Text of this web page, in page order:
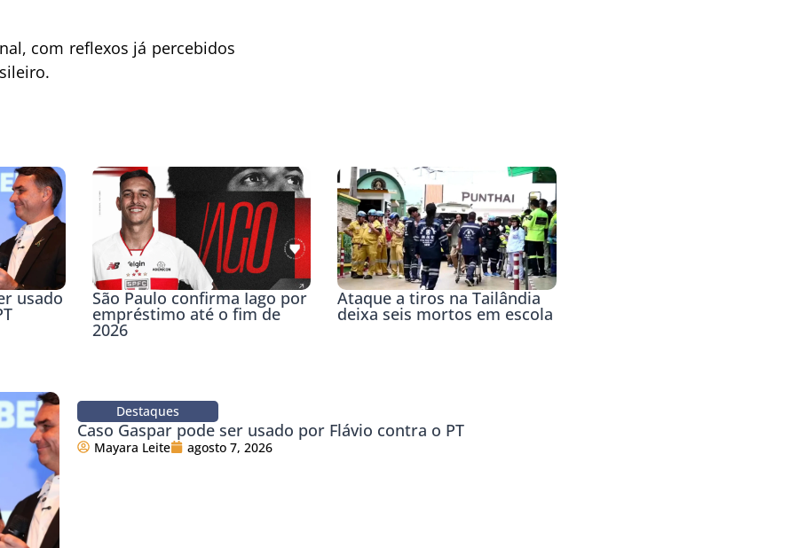
com reflexos já percebidos
usado São Paulo confirma Iago por
empréstimo até o fim de
2026
Ataque a tiros na Tailândia
deixa seis mortos em escola
Destaques
Caso Gaspar pode ser usado por Flávio contra o PT
Mayara Leite agosto 7, 2026